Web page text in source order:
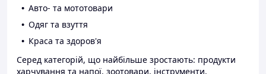
Авто- та мототовари
Одяг та взуття
Краса та здоров'я
Серед категорій, що найбільше зростають: продукти
харчування та напої, зоотовари, інструменти,